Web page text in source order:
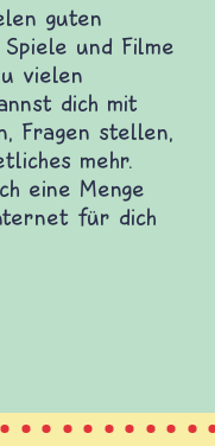
guten
und Filme
vielen
dich mit
Fragen stellen,
mehr.
eine Menge
für dich